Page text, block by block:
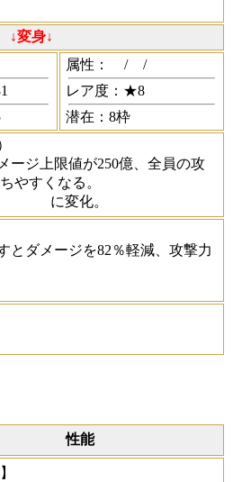
↓変身↓
属性： /
/
レア度：★8
潜在：8枠
ージ上限値が250億、全員の攻
やすくなる。
に変化。
とダメージを82％軽減、攻撃力
性能